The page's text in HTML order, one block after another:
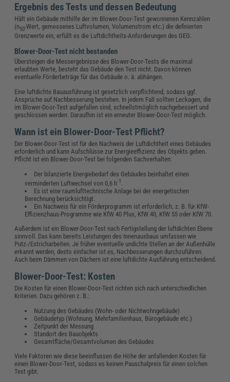
Ergebnis des Tests und dessen Bedeutung
Hält ein Gebäude mithilfe der im Blower-Door-Test gewonnenen Kennzahlen
(n50-Wert, gemessenes Luftvolumen, Volumenstrom etc.) die definierten
Grenzwerte ein, erfüllt es die Luftdichtheits-Anforderungen des GEG.
Blower-Door-Test nicht bestanden
Übersteigen die Messergebnisse des Blower-Door-Tests die maximal
erlaubten Werte, besteht das Gebäude den Test nicht. Davon können
eventuelle Förderbeträge für das Gebäude o. ä. abhängen.
Eine luftdichte Bauausführung ist gesetzlich verpflichtend, sodass ggf.
Ansprüche auf Nachbesserung bestehen. In jedem Fall sollten Leckagen, die
im Blower-Door-Test aufgefallen sind, schnellstmöglich nachgebessert und
geschlossen werden. Daraufhin ist ein erneuter Blower-Door-Test möglich.
Wann ist ein Blower-Door-Test Pflicht?
Der Blower-Door-Test ist für den Nachweis der Luftdichtheit eines Gebäudes
erforderlich und kann Aufschlüsse zur Energieeffizienz des Objekts geben.
Pflicht ist ein Blower-Door-Test bei folgenden Sachverhalten:
Der bilanzierte Energiebedarf des Gebäudes beinhaltet einen
verminderten Luftwechsel von 0,6 h-1 .
Es ist eine raumlufttechnische Anlage bei der energetischen
Berechnung berücksichtigt.
Ein Nachweis für ein Förderprogramm ist erforderlich, z. B. für KfW-
Effizienzhaus-Programme wie KfW 40 Plus, KfW 40, KfW 55 oder KfW 70.
Außerdem ist ein Blower-Door-Test nach Fertigstellung der luftdichten Ebene
sinnvoll. Das kann bereits Leistungen des Innenausbaus umfassen wie
Putz-/Estricharbeiten. Je früher eventuelle undichte Stellen an der Außenhülle
erkannt werden, desto einfacher ist es, Nachbesserungen durchzuführen.
Auch beim Dämmen von Dächern ist eine luftdichte Ausführung entscheidend.
Blower-Door-Test: Kosten
Die Kosten für einen Blower-Door-Test richten sich nach unterschiedlichen
Kriterien. Dazu gehören z. B.:
Nutzung des Gebäudes (Wohn- oder Nichtwohngebäude)
Gebäudetyp (Wohnung, Mehrfamilienhaus, Bürogebäude etc.)
Zeitpunkt der Messung
Standort des Bauobjekts
Gesamtfläche/Gesamtvolumen des Gebäudes
Viele Faktoren wie diese beeinflussen die Höhe der anfallenden Kosten für
einen Blower-Door-Test, sodass es keinen Pauschalpreis für einen solchen
Test gibt.